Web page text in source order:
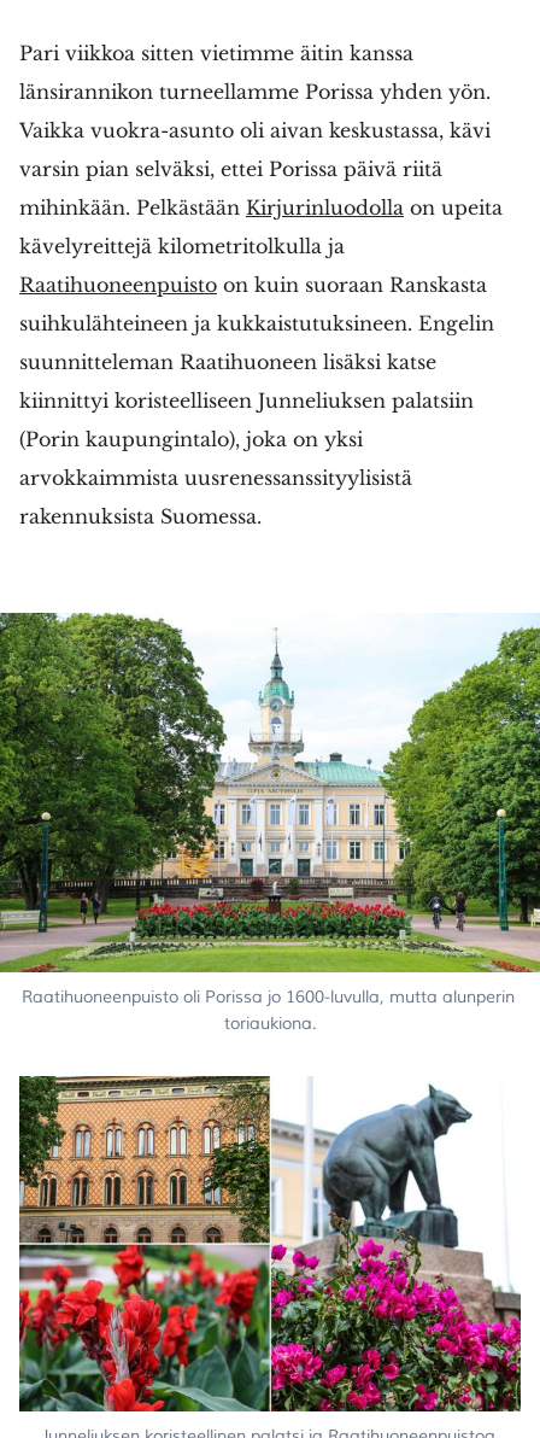
Pari viikkoa sitten vietimme äitin kanssa
länsirannikon turneellamme Porissa yhden yön.
Vaikka vuokra-asunto oli aivan keskustassa, kävi
varsin pian selväksi, ettei Porissa päivä riitä
mihinkään. Pelkästään Kirjurinluodolla on upeita
kävelyreittejä kilometritolkulla ja
Raatihuoneenpuisto on kuin suoraan Ranskasta
suihkulähteineen ja kukkaistutuksineen. Engelin
suunnitteleman Raatihuoneen lisäksi katse
kiinnittyi koristeelliseen Junneliuksen palatsiin
(Porin kaupungintalo), joka on yksi
arvokkaimmista uusrenessanssityylisistä
rakennuksista Suomessa.
Raatihuoneenpuisto oli Porissa jo 1600-luvulla, mutta alunperin
toriaukiona.